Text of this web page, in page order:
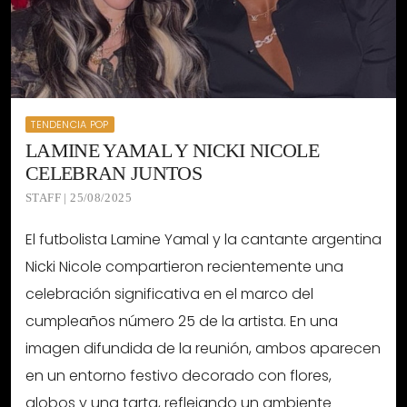
TENDENCIA POP
LAMINE YAMAL Y NICKI NICOLE
CELEBRAN JUNTOS
STAFF | 25/08/2025
El futbolista Lamine Yamal y la cantante argentina
Nicki Nicole compartieron recientemente una
celebración significativa en el marco del
cumpleaños número 25 de la artista. En una
imagen difundida de la reunión, ambos aparecen
en un entorno festivo decorado con flores,